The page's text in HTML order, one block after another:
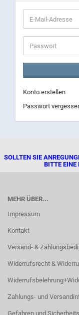
E-
Mail-
Adresse
Passwort
Konto erstellen
Passwort
SOLLTEN SIE
BITTE EINE
MEHR ÜBER...
Impressum
Kontakt
Versand- &
Widerrufsrecht &
Zahlungs- und
Gefahren und